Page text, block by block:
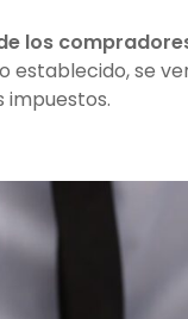
los
establecido, se
impuestos.